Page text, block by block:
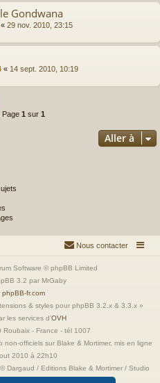
Gondwana
« 29 nov. 2010, 23:15
« 14 sept. 2010, 10:19
Page 1 sur 1
Aller à
Nous contacter
Software © phpBB Limited
3.2 par MrGaby
phpBB-fr.com
& styles pour phpBB 3.2.x & 3.3.x »
les services d’OVH
- France - tél 1007
officiels sur Blake & Mortimer, mis en ligne
2010 à 22h10
Dargaud / Editions Blake & Mortimer / Studio